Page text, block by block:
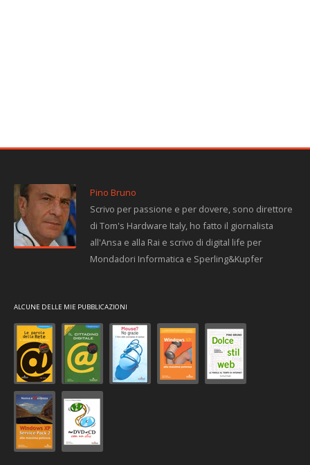
Pino Bruno
Scrivo per passione e per dovere, sono direttore
di Tom's Hardware Italy, ho fatto il giornalista
all'Ansa e alla Rai e scrivo di digital life per
Mondadori Informatica e Sperling&Kupfer
ALCUNE DELLE MIE PUBBLICAZIONI